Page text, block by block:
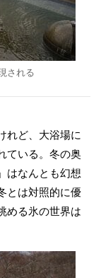
される
れど、大浴場に
ている。冬の奥
はなんとも幻想
とは対照的に優
める氷の世界は